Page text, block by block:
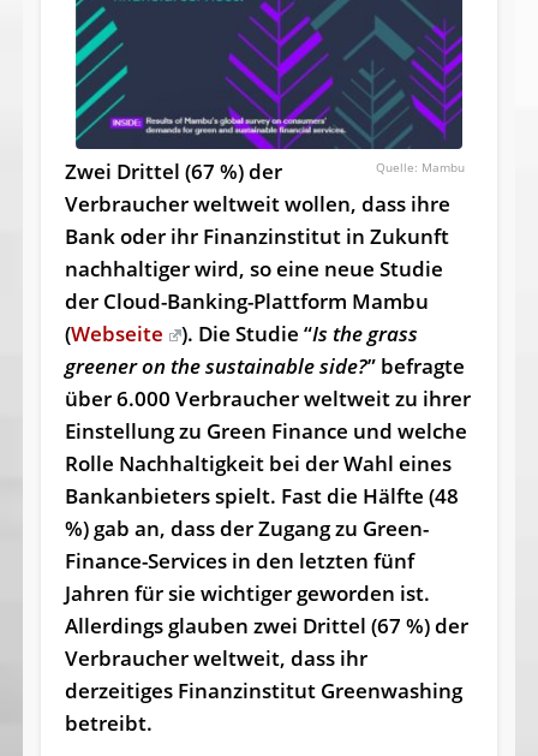
Mambu
Zwei Drittel (67 %) der
Verbraucher weltweit wollen, dass ihre
Bank oder ihr Finanzinstitut in Zukunft
nachhaltiger wird, so eine neue Studie
der Cloud-Banking-Plattform Mambu
(Webseite ). Die Studie “Is the grass
greener on the sustainable side?” befragte
über 6.000 Verbraucher weltweit zu ihrer
Einstellung zu Green Finance und welche
Rolle Nachhaltigkeit bei der Wahl eines
Bankanbieters spielt. Fast die Hälfte (48
%) gab an, dass der Zugang zu Green-
Finance-Services in den letzten fünf
Jahren für sie wichtiger geworden ist.
Allerdings glauben zwei Drittel (67 %) der
Verbraucher weltweit, dass ihr
derzeitiges Finanzinstitut Greenwashing
betreibt.